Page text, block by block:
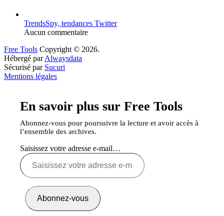
TrendsSpy, tendances Twitter
Aucun commentaire
Free Tools Copyright © 2026.
Hébergé parAlwaysdata
Sécurisé par Sucuri
Mentions légales
En savoir plus sur Free Tools
Abonnez-vous pour poursuivre la lecture et avoir accès à
l’ensemble des archives.
Saisissez votre adresse e-mail…
Abonnez-vous